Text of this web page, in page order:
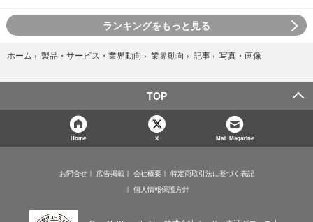
ランキングをもっと見る
ホーム › 製品・サービス・業界動向 › 業界動向 › 記事 › 写真・画像
TOP
Home X Mail Magazine
お問合せ 広告掲載 会社概要
特定商取引法に基づく表記
個人情報保護方針